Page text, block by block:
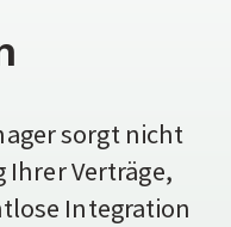
sorgt nicht
Verträge,
Integration